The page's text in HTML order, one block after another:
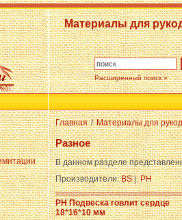
Материалы для
Расширенный поиск »
Главная / Материалы для
Разное
В данном разделе
Производители:BS| PH
PH Подвеска говлит сердце
18*16*10 мм